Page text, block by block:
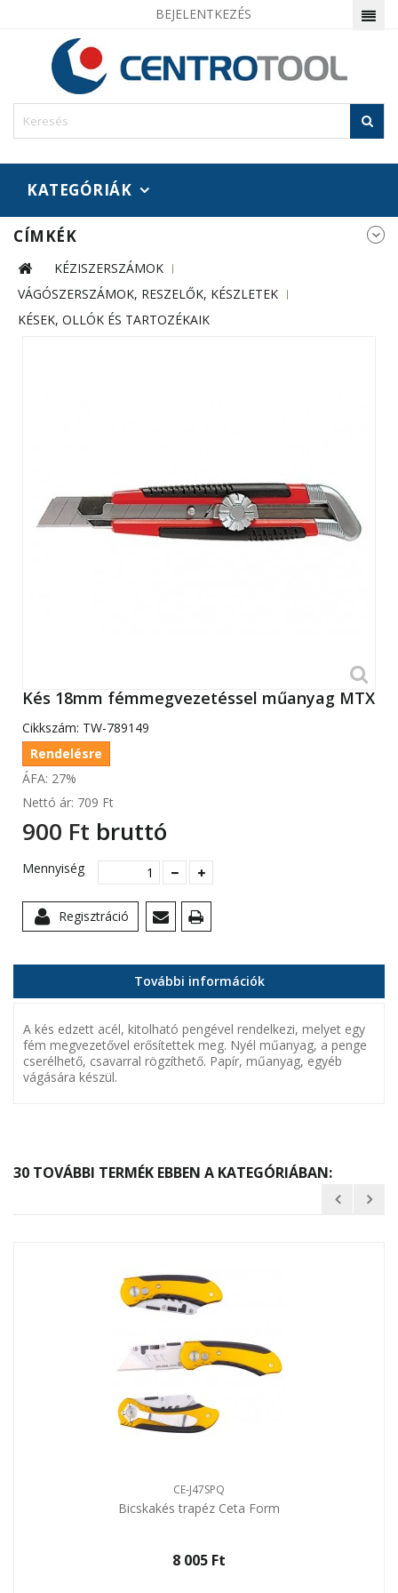
BEJELENTKEZÉS
KATEGÓRIÁK
CÍMKÉK
KÉZISZERSZÁMOK
VÁGÓSZERSZÁMOK, RESZELŐK, KÉSZLETEK
KÉSEK, OLLÓK ÉS TARTOZÉKAIK
Kés 18mm fémmegvezetéssel műanyag MTX
Cikkszám: TW-789149
Rendelésre
ÁFA: 27%
Nettó ár: 709 Ft‎
900 Ft‎ bruttó
Mennyiség
Regisztráció
További információk
A kés edzett acél, kitolható pengével rendelkezi, melyet egy
fém megvezetővel erősítettek meg. Nyél műanyag, a penge
cserélhető, csavarral rögzíthető. Papír, műanyag, egyéb
vágására készül.
30 TOVÁBBI TERMÉK EBBEN A KATEGÓRIÁBAN:
CE-J47SPQ
Bicskakés trapéz Ceta Form
8 005 Ft‎